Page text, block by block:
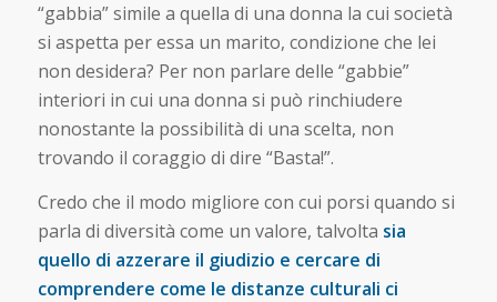
“gabbia” simile a quella di una donna la cui società
si aspetta per essa un marito, condizione che lei
non desidera? Per non parlare delle “gabbie”
interiori in cui una donna si può rinchiudere
nonostante la possibilità di una scelta, non
trovando il coraggio di dire “Basta!”.
Credo che il modo migliore con cui porsi quando si
parla di diversità come un valore, talvolta sia
quello di azzerare il giudizio e cercare di
comprendere come le distanze culturali ci